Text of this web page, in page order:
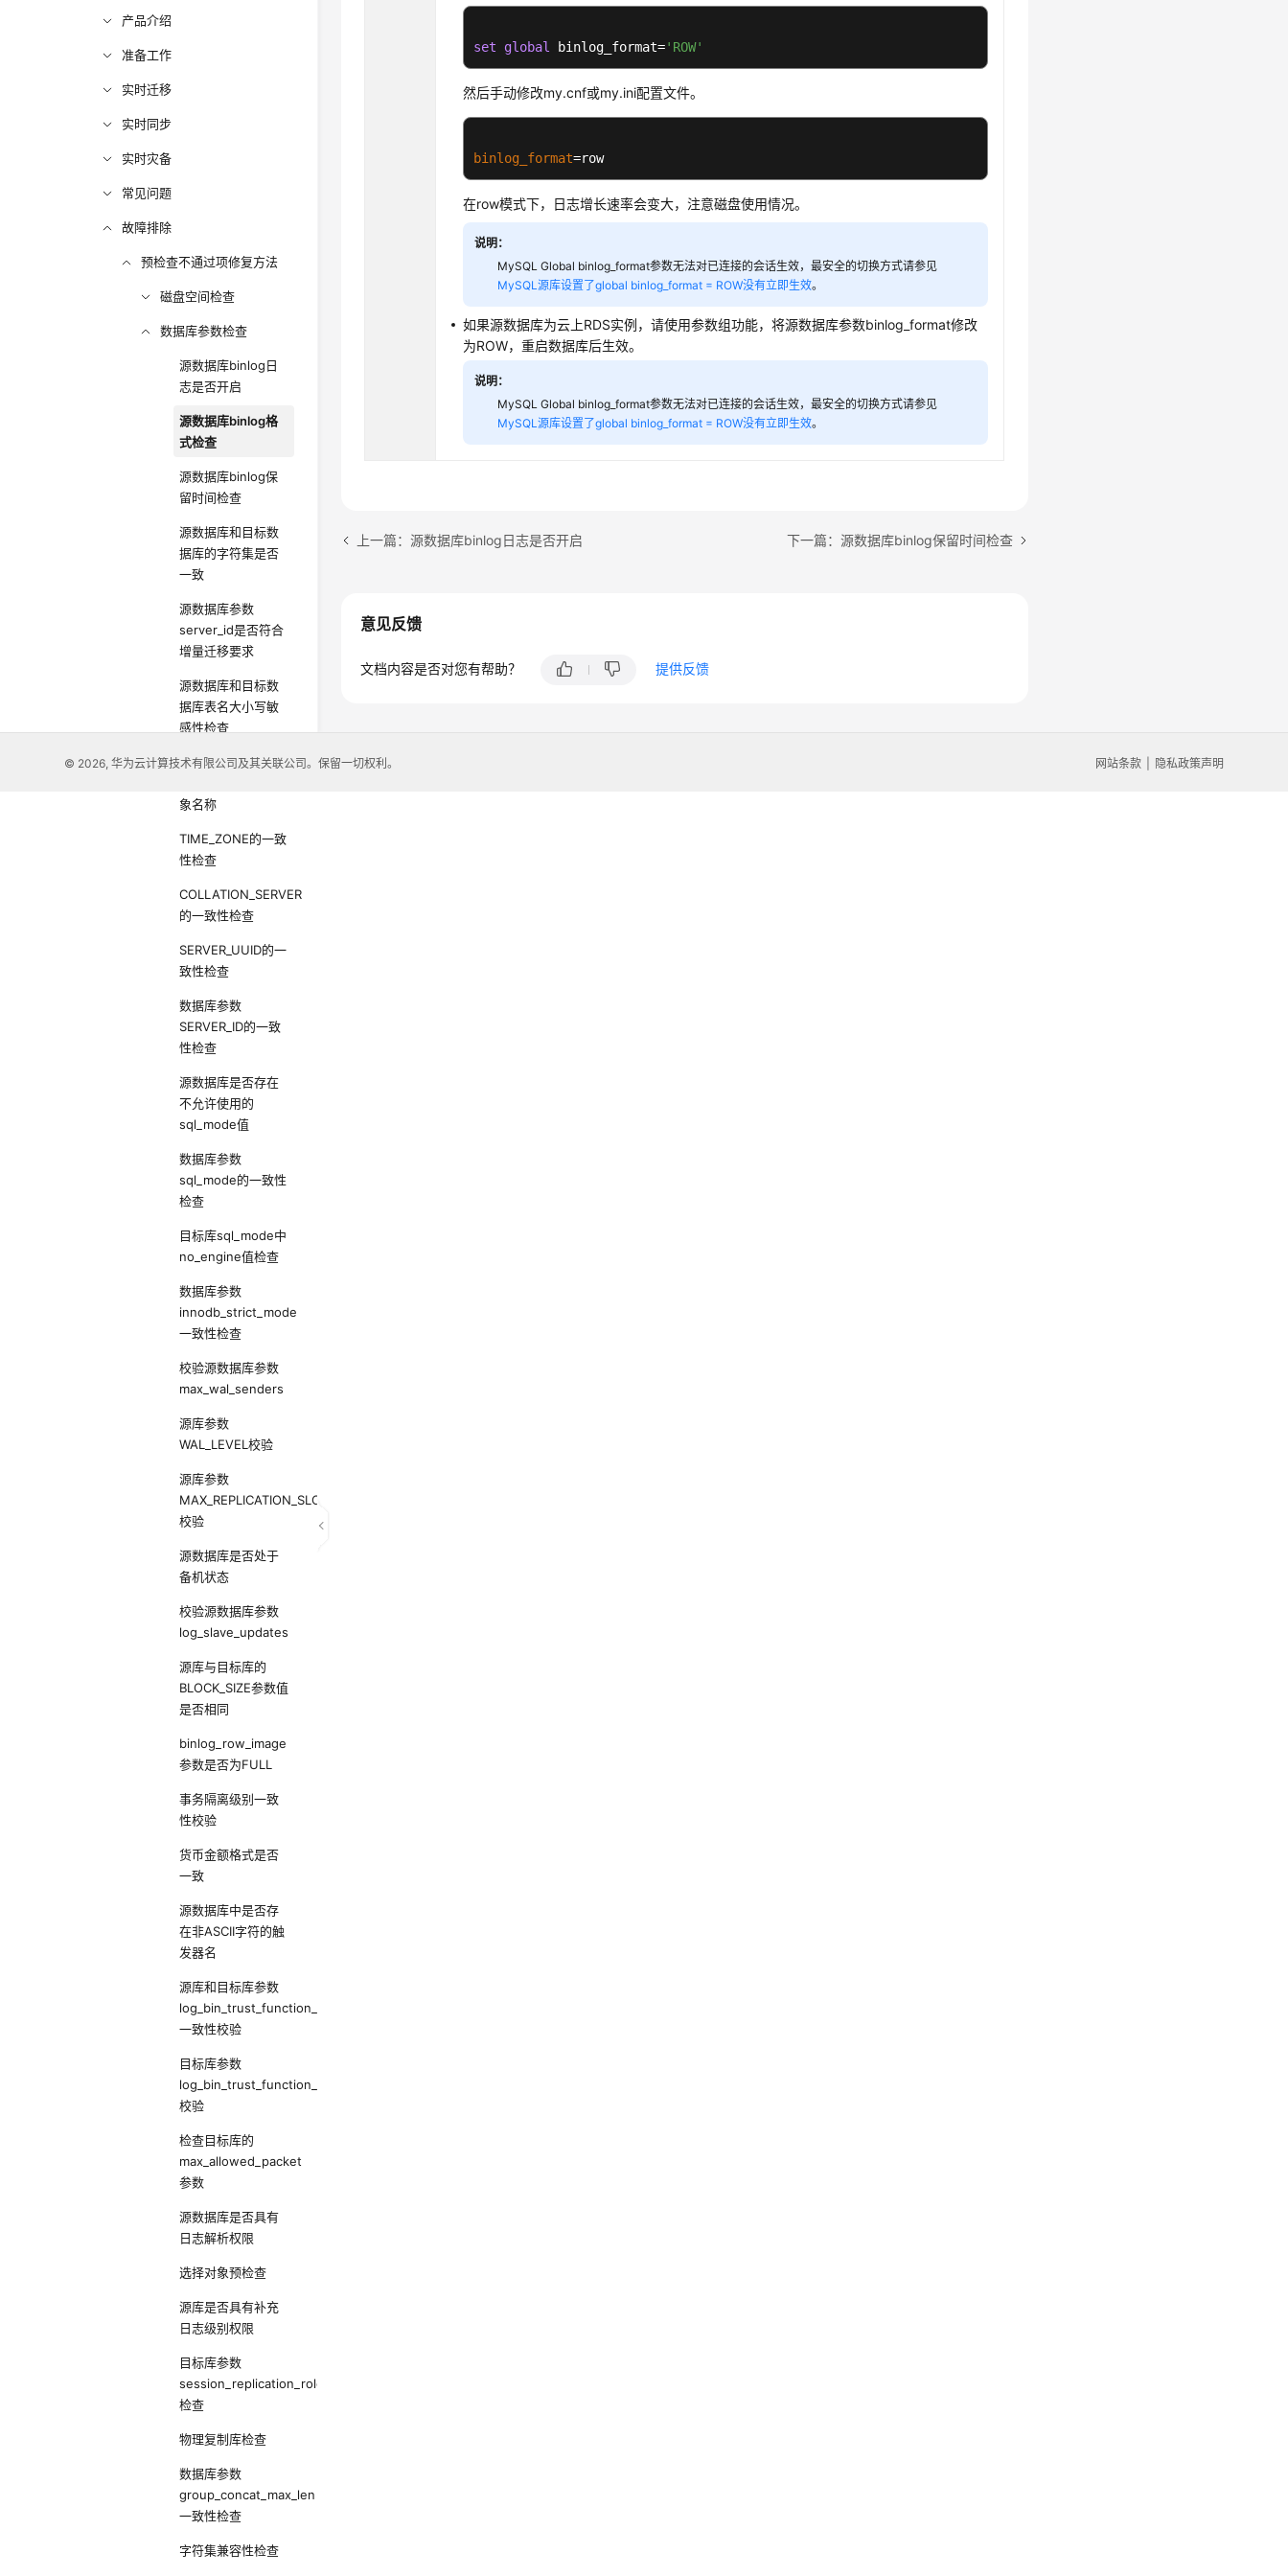
产品介绍
准备工作
实时迁移
实时同步
实时灾备
常见问题
故障排除
预检查不通过项修复方法
磁盘空间检查
数据库参数检查
源数据库binlog日
志是否开启
源数据库binlog格
式检查
源数据库binlog保
留时间检查
源数据库和目标数
据库的字符集是否
一致
源数据库参数
server_id是否符合
增量迁移要求
源数据库和目标数
据库表名大小写敏
感性检查
源数据库中是否存
象名称
TIME_ZONE的一致
性检查
COLLATION_SERVER
的一致性检查
SERVER_UUID的一
致性检查
数据库参数
SERVER_ID的一致
性检查
源数据库是否存在
不允许使用的
sql_mode值
数据库参数
sql_mode的一致性
检查
目标库sql_mode中
no_engine值检查
数据库参数
innodb_strict_mode
一致性检查
校验源数据库参数
max_wal_senders
源库参数
WAL_LEVEL校验
源库参数
MAX_REPLICATION_SLOTS
校验
源数据库是否处于
备机状态
校验源数据库参数
log_slave_updates
源库与目标库的
BLOCK_SIZE参数值
是否相同
binlog_row_image
参数是否为FULL
事务隔离级别一致
性校验
货币金额格式是否
一致
源数据库中是否存
在非ASCII字符的触
发器名
源库和目标库参数
log_bin_trust_function_creators
一致性校验
目标库参数
log_bin_trust_function_creators
校验
检查目标库的
max_allowed_packet
参数
源数据库是否具有
日志解析权限
选择对象预检查
源库是否具有补充
日志级别权限
目标库参数
session_replication_role
检查
物理复制库检查
数据库参数
group_concat_max_len
一致性检查
字符集兼容性检查
set global binlog_format='ROW'
然后手动修改my.cnf或my.ini配置文件。
binlog_format=row
在row模式下，日志增长速率会变大，注意磁盘使用情况。
说明：
MySQL Global binlog_format参数无法对已连接的会话生效，最安全的切换方式请参见
MySQL源库设置了global binlog_format = ROW没有立即生效。
如果源数据库为云上RDS实例，请使用参数组功能，将源数据库参数binlog_format修改
为ROW，重启数据库后生效。
说明：
MySQL Global binlog_format参数无法对已连接的会话生效，最安全的切换方式请参见
MySQL源库设置了global binlog_format = ROW没有立即生效。
上一篇：源数据库binlog日志是否开启 下一篇：源数据库binlog保留时间检查
意见反馈
文档内容是否对您有帮助？ 提供反馈
© 2026, 华为云计算技术有限公司及其关联公司。保留一切权利。 网站条款 隐私政策声明